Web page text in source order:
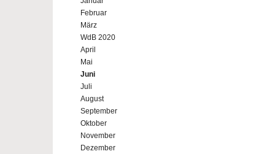
Februar
März
WdB 2020
April
Mai
Juni
Juli
August
September
Oktober
November
Dezember